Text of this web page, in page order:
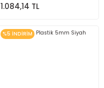
1.084,14 TL
%5 İNDİRİM